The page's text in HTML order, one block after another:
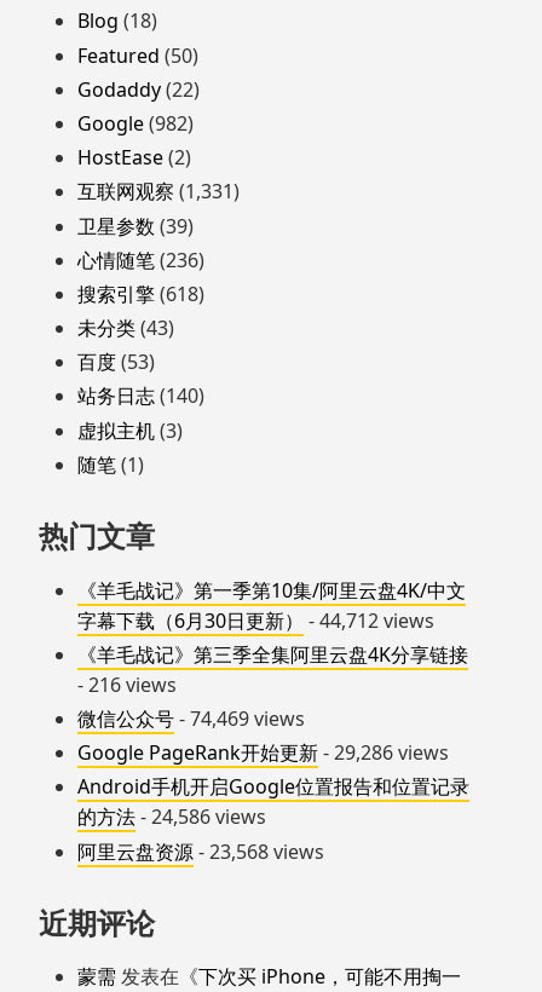
页
脚
Blog (18)
Featured (50)
Godaddy(22)
Google(982)
HostEase(2)
互联网观察 (1,331)
卫星参数 (39)
心情随笔(236)
搜索引擎(618)
未分类(43)
百度(53)
站务日志(140)
虚拟主机(3)
随笔(1)
热门文章
《羊毛战记》第一季第10集/阿里云盘4K/中文
字幕下载（6月30日更新）
- 44,712 views
《羊毛战记》第三季全集阿里云盘4K分享链接
- 216 views
微信公众号- 74,469 views
Google PageRank开始更新- 29,286 views
Android手机开启Google位置报告和位置记录
的方法- 24,586 views
阿里云盘资源- 23,568 views
近期评论
蒙需 发表在《下次买 iPhone，可能不用掏一